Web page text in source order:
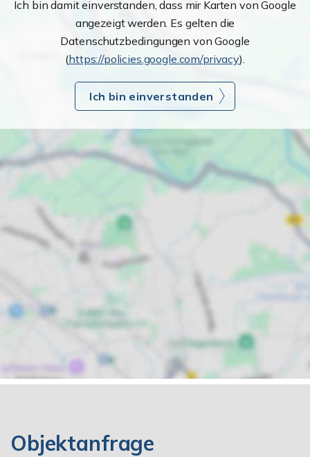
Ich bin damit einverstanden, dass mir Karten von Google
angezeigt werden. Es gelten die
Datenschutzbedingungen von Google
(https://policies.google.com/privacy).
Ich bin einverstanden
Objektanfrage